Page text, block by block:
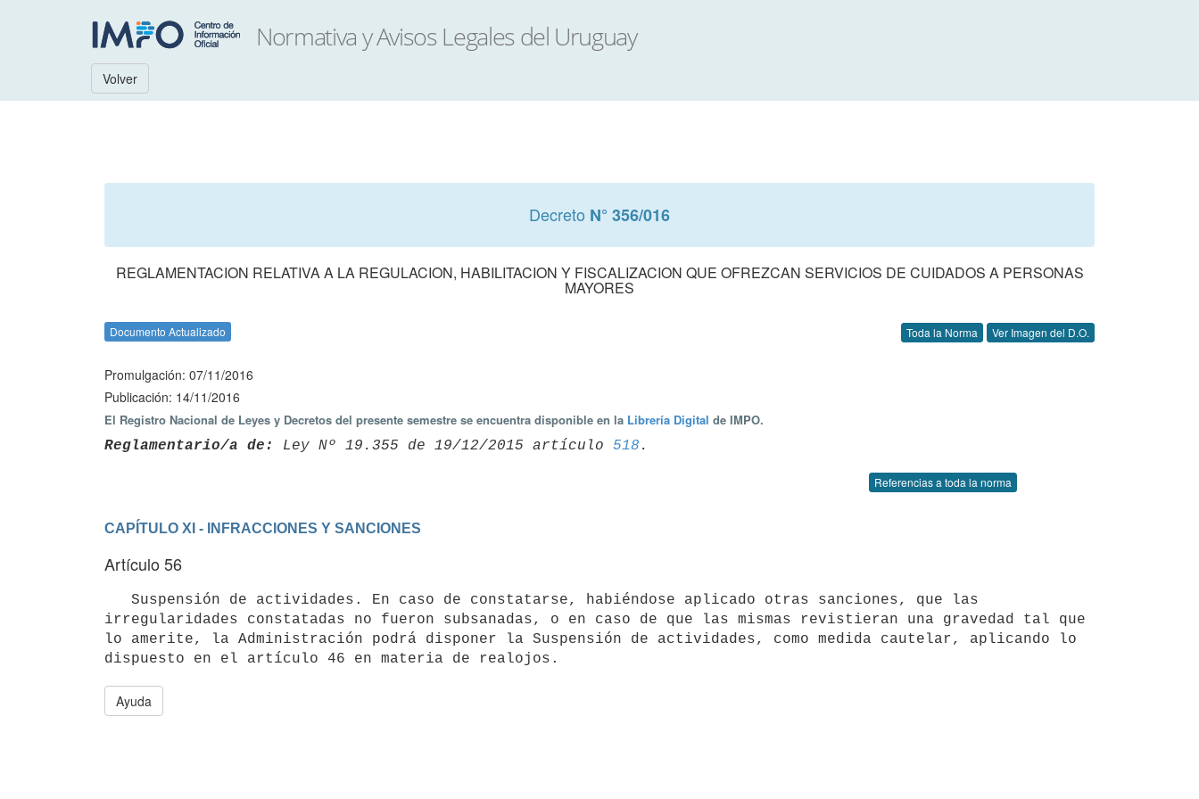
Volver
Decreto N° 356/016
REGLAMENTACION RELATIVA A LA REGULACION, HABILITACION Y FISCALIZACION QUE OFREZCAN SERVICIOS DE CUIDADOS A PERSONAS
MAYORES
Documento Actualizado Toda la Norma Ver Imagen del D.O.
Promulgación: 07/11/2016
Publicación: 14/11/2016
El Registro Nacional de Leyes y Decretos del presente semestre se encuentra disponible en la Librería Digital de IMPO.
Reglamentario/a de: Ley Nº 19.355 de 19/12/2015 artículo 518
Referencias a toda la norma
CAPÍTULO XI - INFRACCIONES Y SANCIONES
Artículo 56
irregularidades constatadas no fueron subsanadas, o en caso de que las mismas revistieran una gravedad tal que
lo amerite, la Administración podrá disponer la Suspensión de actividades, como medida cautelar, aplicando lo
Ayuda